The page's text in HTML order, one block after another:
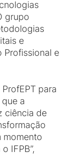
grupo
e
Profissional e
para
a
ciência de
momento
IFPB”,